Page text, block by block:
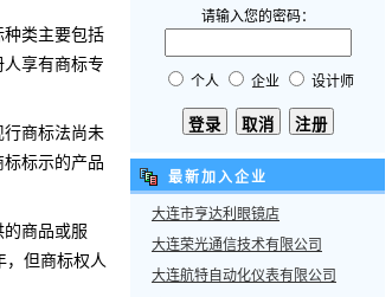
类主要包括
享有商标专
商标法尚未
标示的产品
商品或服
但商标权人
请输入您的密码：
个人 企业 设计师
最新加入企业
大连市亨达利眼镜店
大连荣光通信技术有限公司
大连航特自动化仪表有限公司